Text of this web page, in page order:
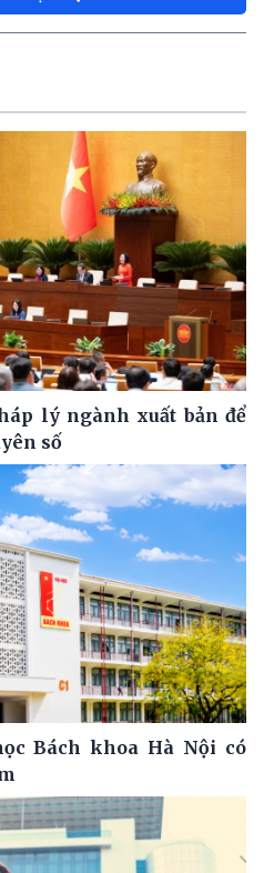
lý ngành xuất bản để
số
Bách khoa Hà Nội có